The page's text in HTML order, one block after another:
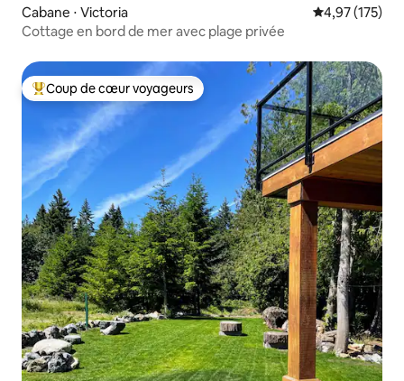
Cabane ⋅ Victoria Évaluation
4,97 (175)
Cottage en bord de mer avec plage privée
Coups de cœur voyageurs les plus appréciés
Coup de cœur voyageurs